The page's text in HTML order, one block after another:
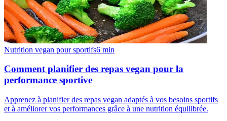
Nutrition vegan pour sportifs6 min
Comment planifier des repas vegan pour la
performance sportive
Apprenez à planifier des repas vegan adaptés à vos besoins sportifs
et à améliorer vos performances grâce à une nutrition équilibrée.